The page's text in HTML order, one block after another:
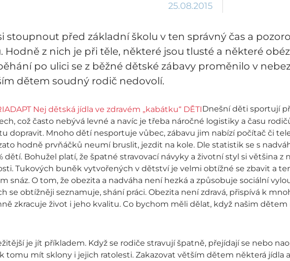
25.08.2015
stoupnout před základní školu v ten správný čas a
Hodně z nich je při těle, některé jsou tlusté a některé
po ulici se z běžné dětské zábavy proměnilo v
dětem soudný rodič nedovolí.
Dnešní děti sportují
což často nebývá levné a navíc je třeba náročné logistiky a času
dopravit. Mnoho dětí nesportuje vůbec, zábavu jim nabízí počítač či
hodně prvňáčků neumí bruslit, jezdit na kole. Dle statistik se s
dětí. Bohužel platí, že špatné stravovací návyky a životní styl si většina z
Tukových buněk vytvořených v dětství je velmi obtížné se zbavit a
snáz. O tom, že obezita a nadváha není hezká a způsobuje sociální
se obtížněji seznamuje, shání práci. Obezita není zdravá, přispívá k
zkracuje život i jeho kvalitu. Co bychom měli dělat, když našim
je jít příkladem. Když se rodiče stravují špatně, přejídají se nebo
tomu mít sklony i jejich ratolesti. Zakazovat větším dětem některá jídla